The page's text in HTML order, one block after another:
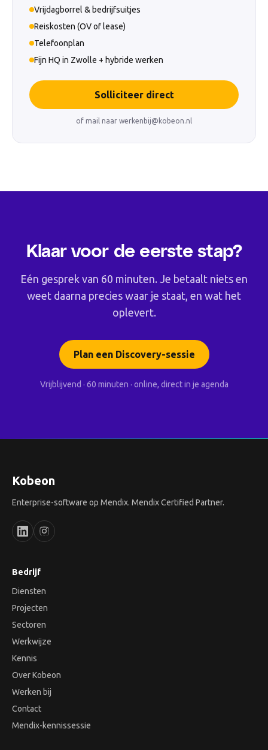
Vrijdagborrel & bedrijfsuitjes
Reiskosten (OV of lease)
Telefoonplan
Fijn HQ in Zwolle + hybride werken
Solliciteer direct
of mail naar werkenbij@kobeon.nl
Klaar voor de eerste stap?
Eén gesprek van 60 minuten. Je betaalt niets en
weet daarna precies waar je staat, en wat het
oplevert.
Plan een Discovery-sessie
Vrijblijvend · 60 minuten · online, direct in je agenda
Kobeon
Enterprise-software op Mendix. Mendix Certified Partner.
Bedrijf
Diensten
Projecten
Sectoren
Werkwijze
Kennis
Over Kobeon
Werken bij
Contact
Mendix-kennissessie